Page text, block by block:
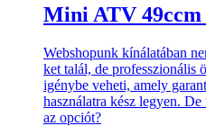
Mini ATV 49ccm
Webshopunk kínálatában
ket talál, de professzionális
igénybe veheti, amely
használatra kész legyen.
az opciót?